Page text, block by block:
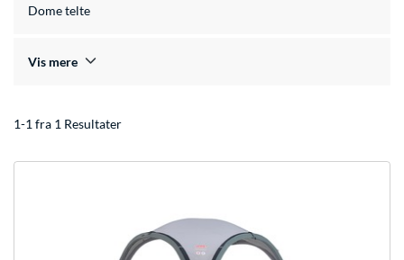
Dome telte
Vis mere
1-1 fra 1 Resultater